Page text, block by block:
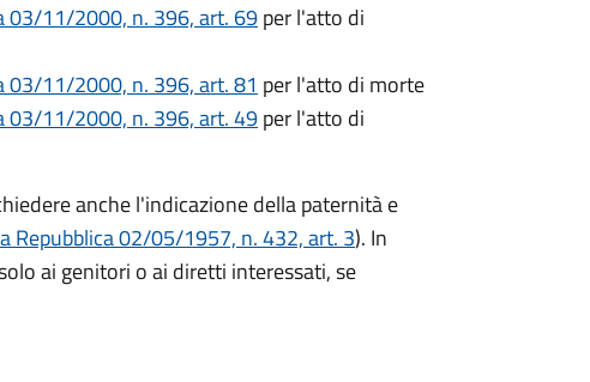
03/11/2000, n. 396, art. 69per l'atto di
03/11/2000, n. 396, art. 81 per l'atto di morte
03/11/2000, n. 396, art. 49per l'atto di
anche l'indicazione della paternità e
Repubblica 02/05/1957, n. 432, art. 3). In
ai genitori o ai diretti interessati, se